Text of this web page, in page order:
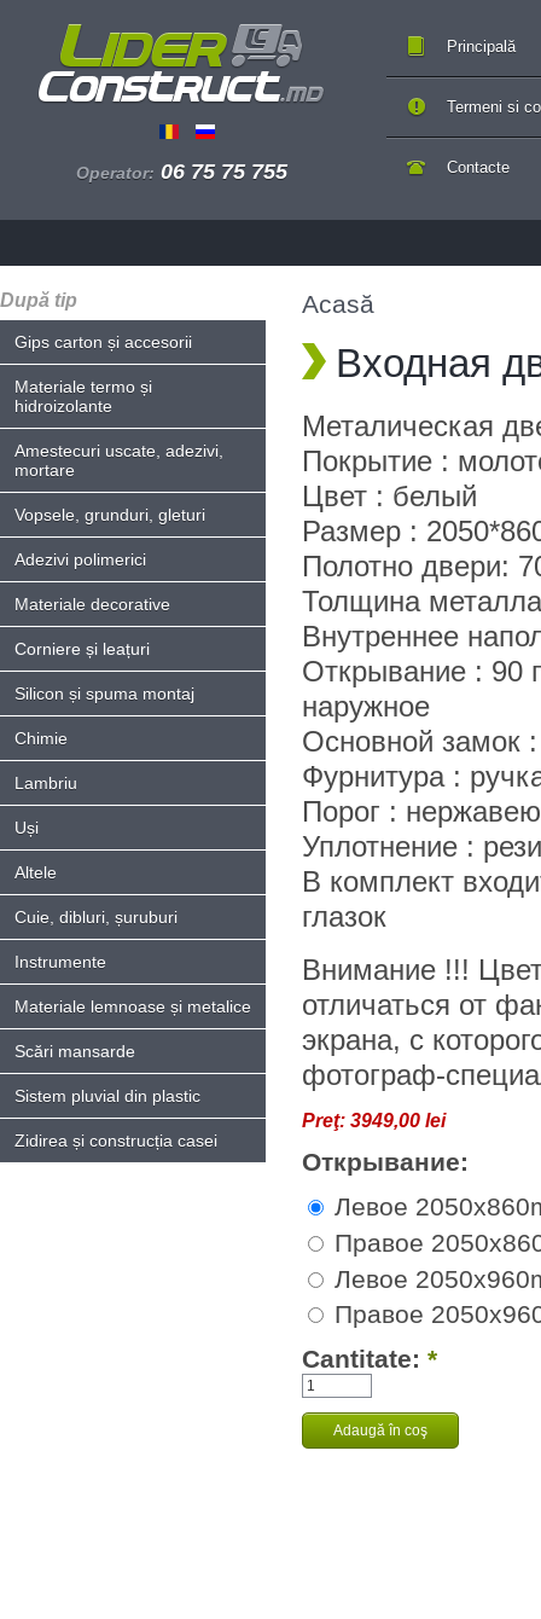
Operator: 06 75 75 755
Principală
Contacte
Termeni si
După tip
Gips carton și accesorii
Materiale termo și
hidroizolante
Amestecuri uscate, adezivi,
mortare
Vopsele, grunduri, gleturi
Adezivi polimerici
Materiale decorative
Corniere și leațuri
Silicon și spuma montaj
Chimie
Lambriu
Uși
Altele
Cuie, dibluri, șuruburi
Instrumente
Materiale lemnoase și metalice
Scări mansarde
Sistem pluvial din plastic
Zidirea și construcția casei
Acasă
Входная
Металическая
Покрытие :
Цвет : белый
Размер :
Полотно двери:
Толщина
Внутреннее
Открывание : 90
наружное
Основной замок
Фурнитура :
Порог :
Уплотнение :
В комплект
глазок
Внимание !!!
отличаться от
экрана, с
фотограф-
Preţ: 3949,00 lei
Открывание:
Левое
Правое
Левое
Правое
Cantitate: *